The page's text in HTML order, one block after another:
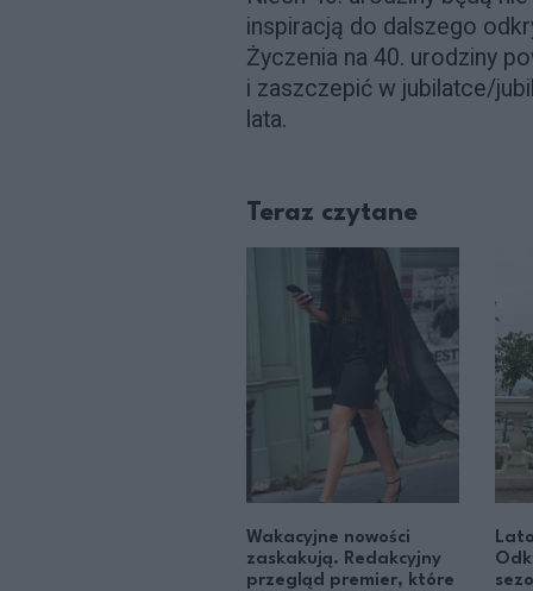
inspiracją do dalszego
Życzenia na 40. urodziny
i zaszczepić w jubilatce/
lata.
Teraz czytane
Wakacyjne nowości
zaskakują. Redakcyjny
przegląd premier, które